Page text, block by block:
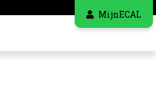
MijnECAL